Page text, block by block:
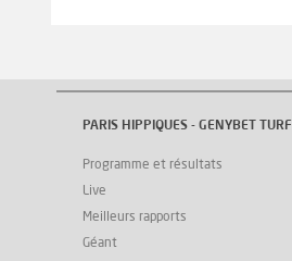
PARIS HIPPIQUES - GENYBET TURF
Programme et résultats
Live
Meilleurs rapports
Géant